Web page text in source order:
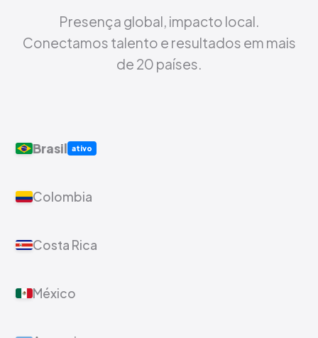
Presença global, impacto local.
Conectamos talento e resultados em mais
de 20 países.
Brasil ativo
Colombia
Costa Rica
México